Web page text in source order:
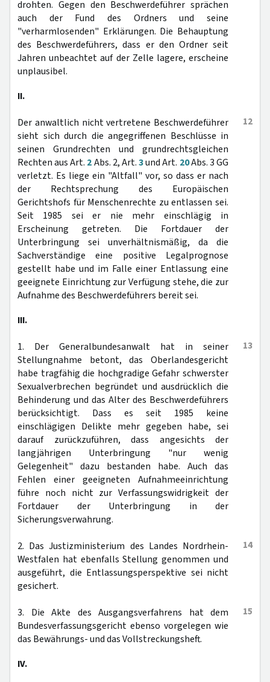
drohten. Gegen den Beschwerdeführer sprächen
auch der Fund des Ordners und seine
"verharmlosenden" Erklärungen. Die Behauptung
des Beschwerdeführers, dass er den Ordner seit
Jahren unbeachtet auf der Zelle lagere, erscheine
unplausibel.
II.
12
Der anwaltlich nicht vertretene Beschwerdeführer
sieht sich durch die angegriffenen Beschlüsse in
seinen Grundrechten und grundrechtsgleichen
Rechten aus Art. 2Abs. 2, Art.3und Art. 20Abs. 3 GG
verletzt. Es liege ein "Altfall" vor, so dass er nach
der Rechtsprechung des Europäischen
Gerichtshofs für Menschenrechte zu entlassen sei.
Seit 1985 sei er nie mehr einschlägig in
Erscheinung getreten. Die Fortdauer der
Unterbringung sei unverhältnismäßig, da die
Sachverständige eine positive Legalprognose
gestellt habe und im Falle einer Entlassung eine
geeignete Einrichtung zur Verfügung stehe, die zur
Aufnahme des Beschwerdeführers bereit sei.
III.
13
1. Der Generalbundesanwalt hat in seiner
Stellungnahme betont, das Oberlandesgericht
habe tragfähig die hochgradige Gefahr schwerster
Sexualverbrechen begründet und ausdrücklich die
Behinderung und das Alter des Beschwerdeführers
berücksichtigt. Dass es seit 1985 keine
einschlägigen Delikte mehr gegeben habe, sei
darauf zurückzuführen, dass angesichts der
langjährigen Unterbringung "nur wenig
Gelegenheit" dazu bestanden habe. Auch das
Fehlen einer geeigneten Aufnahmeeinrichtung
führe noch nicht zur Verfassungswidrigkeit der
Fortdauer der Unterbringung in der
Sicherungsverwahrung.
14
2. Das Justizministerium des Landes Nordrhein-
Westfalen hat ebenfalls Stellung genommen und
ausgeführt, die Entlassungsperspektive sei nicht
gesichert.
15
3. Die Akte des Ausgangsverfahrens hat dem
Bundesverfassungsgericht ebenso vorgelegen wie
das Bewährungs- und das Vollstreckungsheft.
IV.